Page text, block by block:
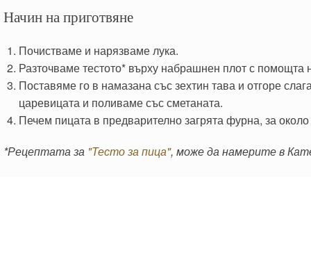
Начин на приготвяне
Почистваме и нарязваме лука.
Разточваме тестото* върху набрашнен плот с помощта
Поставяме го в намазана със зехтин тава и отгоре
царевицата и поливаме със сметаната.
Печем пицата в предварително загрята фурна, за
*Рецептата за "Тесто за пица", може да намерите в